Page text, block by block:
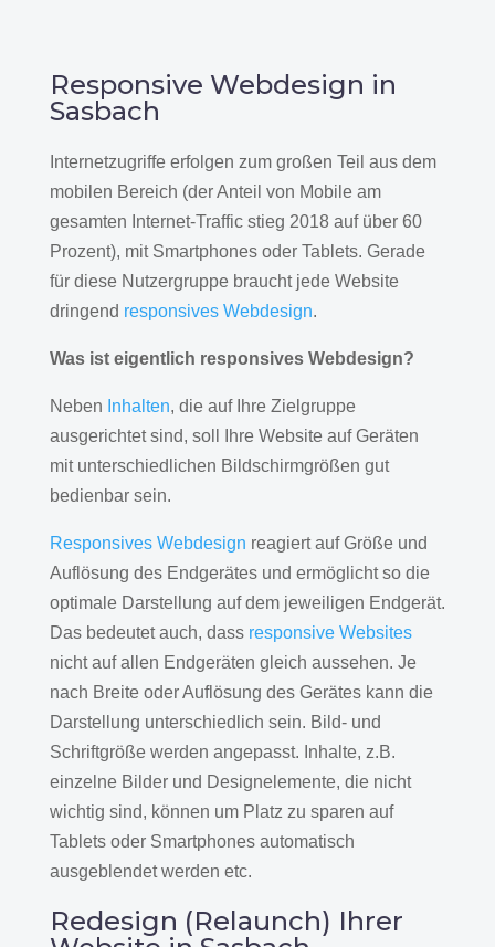
Responsive Webdesign in
Sasbach
Internetzugriffe erfolgen zum großen Teil aus dem
mobilen Bereich (der Anteil von Mobile am
gesamten Internet-Traffic stieg 2018 auf über 60
Prozent), mit Smartphones oder Tablets. Gerade
für diese Nutzergruppe braucht jede Website
dringend responsives Webdesign.
Was ist eigentlich responsives Webdesign?
Neben Inhalten, die auf Ihre Zielgruppe
ausgerichtet sind, soll Ihre Website auf Geräten
mit unterschiedlichen Bildschirmgrößen gut
bedienbar sein.
Responsives Webdesign reagiert auf Größe und
Auflösung des Endgerätes und ermöglicht so die
optimale Darstellung auf dem jeweiligen Endgerät.
Das bedeutet auch, dass responsive Websites
nicht auf allen Endgeräten gleich aussehen. Je
nach Breite oder Auflösung des Gerätes kann die
Darstellung unterschiedlich sein. Bild- und
Schriftgröße werden angepasst. Inhalte, z.B.
einzelne Bilder und Designelemente, die nicht
wichtig sind, können um Platz zu sparen auf
Tablets oder Smartphones automatisch
ausgeblendet werden etc.
Redesign (Relaunch) Ihrer